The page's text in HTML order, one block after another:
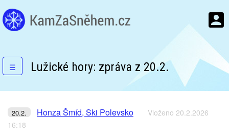
☰ Lužické hory: zpráva z 20.2.
20.2. Honza Šmíd, Ski Polevsko
Vloženo 20.2.2026
16:18